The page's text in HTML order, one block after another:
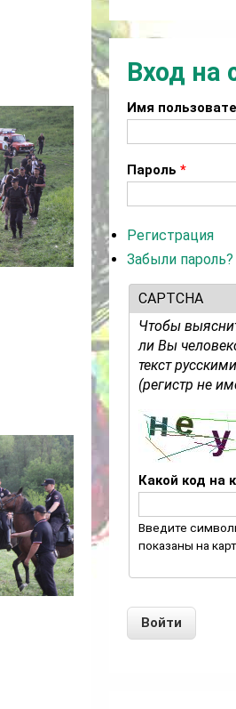
Вход на
Имя
Пароль *
Регистрация
Забыли пароль?
CAPTCHA
Чтобы
ли Вы
текст
(регистр не
Какой код на
Введите
показаны на